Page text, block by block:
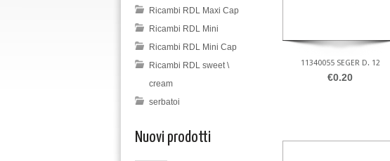
11340055 SEGER D. 12
€0.20
Ricambi RDL Maxi Cap
Ricambi RDL Mini
Ricambi RDL Mini Cap
Ricambi RDL sweet \
cream
serbatoi
Nuovi prodotti